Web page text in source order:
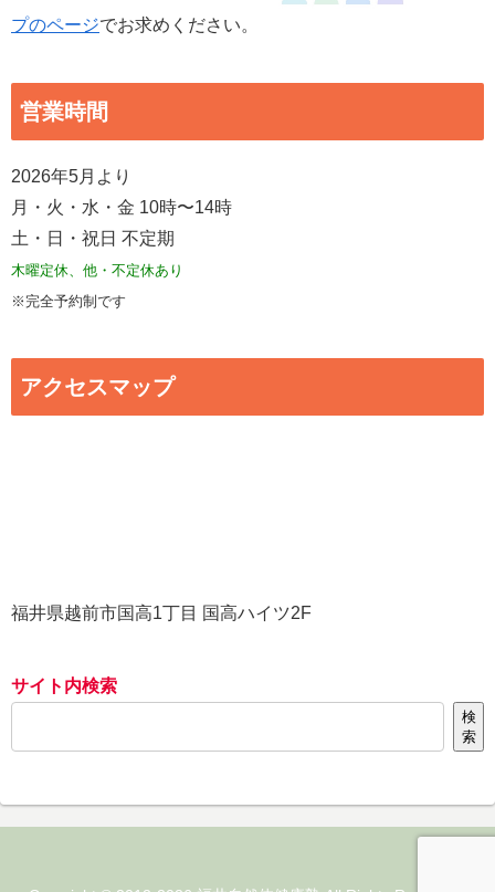
プのページでお求めください。
営業時間
2026年5月より
月・火・水・金 10時〜14時
土・日・祝日 不定期
木曜定休、他・不定休あり
※完全予約制です
アクセスマップ
福井県越前市国高1丁目 国高ハイツ2F
サイト内検索
検
索